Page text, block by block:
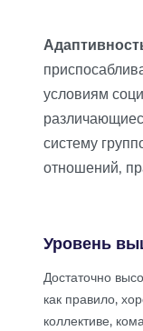
условиям
систему
отношений,
Уровень
Достаточно
как правило,
коллективе,